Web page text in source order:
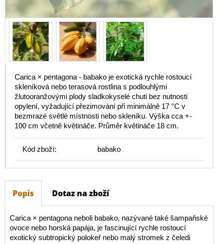
Carica × pentagona - babako je exotická rychle rostoucí
skleníková nebo terasová rostlina s podlouhlými
žlutooranžovými plody sladkokyselé chuti bez nutnosti
opylení, vyžadující přezimování při minimálně 17 °C v
bezmrazé světlé místnosti nebo skleníku. Výška cca +-
100 cm včetně květináče. Průměr květináče 18 cm.
Kód zboží: babako
Popis Dotaz na zboží
Carica × pentagona neboli babako, nazývané také šampaňské
ovoce nebo horská papája, je fascinující rychle rostoucí
exotický subtropický polokeř nebo malý stromek z čeledi